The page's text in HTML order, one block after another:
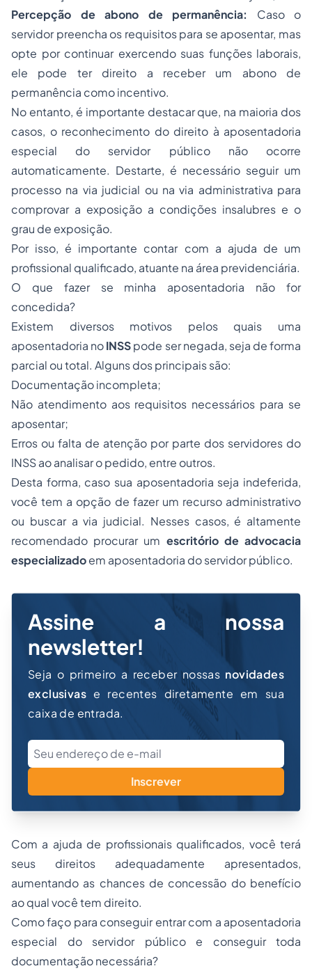
Percepção de abono de permanência: Caso o
servidor preencha os requisitos para se aposentar, mas
opte por continuar exercendo suas funções laborais,
ele pode ter direito a receber um abono de
permanência como incentivo.
No entanto, é importante destacar que, na maioria dos
casos, o reconhecimento do direito à aposentadoria
especial do servidor público não ocorre
automaticamente. Destarte, é necessário seguir um
processo na via judicial ou na via administrativa para
comprovar a exposição a condições insalubres e o
grau de exposição.
Por isso, é importante contar com a ajuda de um
profissional qualificado, atuante na área previdenciária.
O que fazer se minha aposentadoria não for
concedida?
Existem diversos motivos pelos quais uma
aposentadoria noINSSpode ser negada, seja de forma
parcial ou total. Alguns dos principais são:
Documentação incompleta;
Não atendimento aos requisitos necessários para se
aposentar;
Erros ou falta de atenção por parte dos servidores do
INSS ao analisar o pedido, entre outros.
Desta forma, caso sua aposentadoria seja indeferida,
você tem a opção de fazer um recurso administrativo
ou buscar a via judicial. Nesses casos, é altamente
recomendado procurar um escritório de advocacia
especializadoem aposentadoria do servidor público.
Assine a nossa
newsletter!
Seja o primeiro a receber nossas novidades
exclusivas e recentes diretamente em sua
caixa de entrada.
Inscrever
Com a ajuda de profissionais qualificados, você terá
seus direitos adequadamente apresentados,
aumentando as chances de concessão do benefício
ao qual você tem direito.
Como faço para conseguir entrar com a aposentadoria
especial do servidor público e conseguir toda
documentação necessária?